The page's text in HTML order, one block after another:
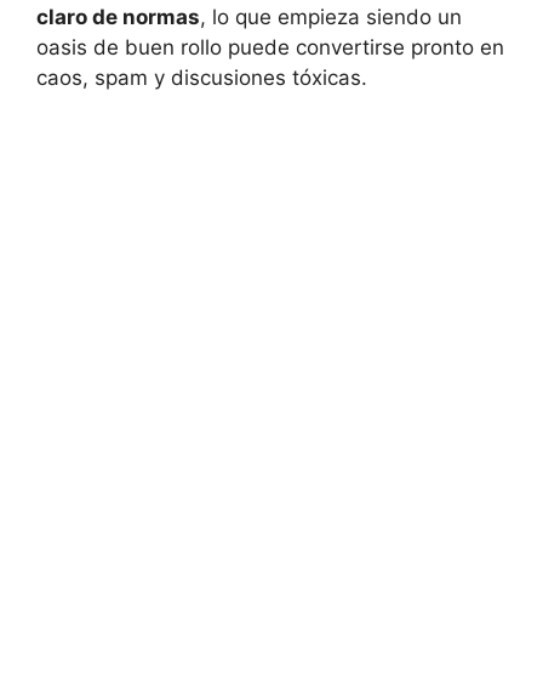
claro de normas, lo que empieza siendo un
oasis de buen rollo puede convertirse pronto en
caos, spam y discusiones tóxicas.